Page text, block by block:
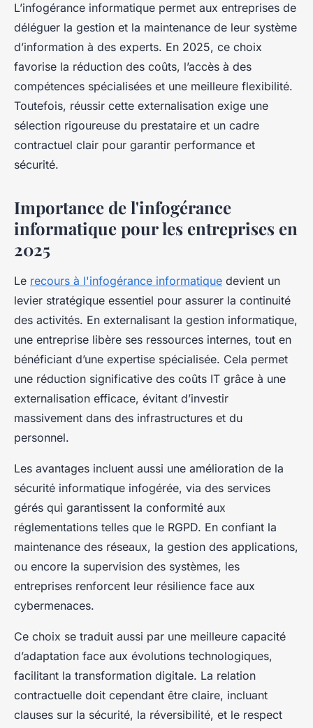
L’infogérance informatique permet aux entreprises de
déléguer la gestion et la maintenance de leur système
d’information à des experts. En 2025, ce choix
favorise la réduction des coûts, l’accès à des
compétences spécialisées et une meilleure flexibilité.
Toutefois, réussir cette externalisation exige une
sélection rigoureuse du prestataire et un cadre
contractuel clair pour garantir performance et
sécurité.
Importance de l'infogérance
informatique pour les entreprises en
2025
Le recours à l'infogérance informatique devient un
levier stratégique essentiel pour assurer la continuité
des activités. En externalisant la gestion informatique,
une entreprise libère ses ressources internes, tout en
bénéficiant d’une expertise spécialisée. Cela permet
une réduction significative des coûts IT grâce à une
externalisation efficace, évitant d’investir
massivement dans des infrastructures et du
personnel.
Les avantages incluent aussi une amélioration de la
sécurité informatique infogérée, via des services
gérés qui garantissent la conformité aux
réglementations telles que le RGPD. En confiant la
maintenance des réseaux, la gestion des applications,
ou encore la supervision des systèmes, les
entreprises renforcent leur résilience face aux
cybermenaces.
Ce choix se traduit aussi par une meilleure capacité
d’adaptation face aux évolutions technologiques,
facilitant la transformation digitale. La relation
contractuelle doit cependant être claire, incluant
clauses sur la sécurité, la réversibilité, et le respect